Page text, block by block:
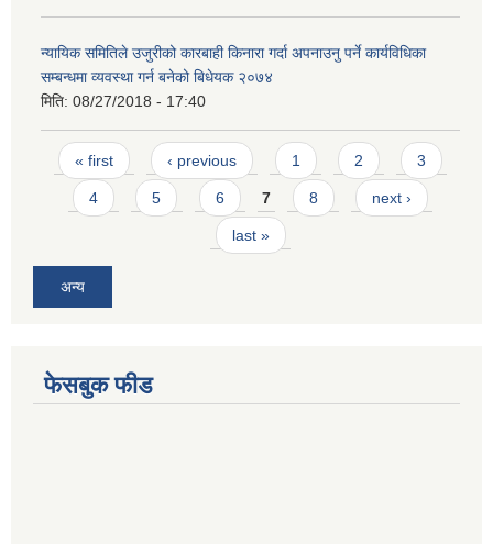
न्यायिक समितिले उजुरीको कारबाही किनारा गर्दा अपनाउनु पर्ने कार्यविधिका
सम्बन्धमा व्यवस्था गर्न बनेको बिधेयक २०७४
मिति: 08/27/2018 - 17:40
Pages
« first ‹ previous 1 2 3
4 5 6 7 8 next ›
last »
अन्य
फेसबुक फीड